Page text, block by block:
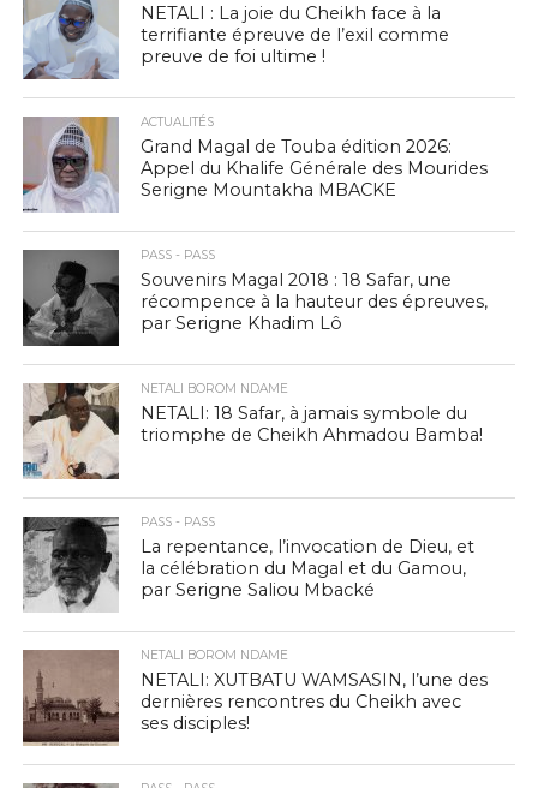
NETALI : La joie du Cheikh face à la
terrifiante épreuve de l’exil comme
preuve de foi ultime !
ACTUALITÉS
Grand Magal de Touba édition 2026:
Appel du Khalife Générale des Mourides
Serigne Mountakha MBACKE
PASS - PASS
Souvenirs Magal 2018 : 18 Safar, une
récompence à la hauteur des épreuves,
par Serigne Khadim Lô
NETALI BOROM NDAME
NETALI: 18 Safar, à jamais symbole du
triomphe de Cheikh Ahmadou Bamba!
PASS - PASS
La repentance, l’invocation de Dieu, et
la célébration du Magal et du Gamou,
par Serigne Saliou Mbacké
NETALI BOROM NDAME
NETALI: XUTBATU WAMSASIN, l’une des
dernières rencontres du Cheikh avec
ses disciples!